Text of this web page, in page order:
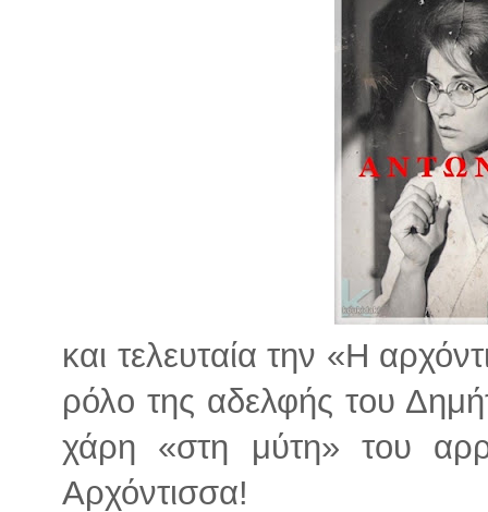
και τελευταία την «Η
ρόλο της αδελφής του
χάρη «στη μύτη» του
Αρχόντισσα!